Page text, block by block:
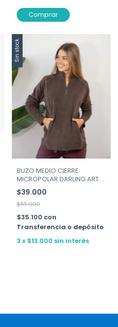
Comprar
Sin stock
BUZO MEDIO CIERRE
MICROPOLAR DARLING ART.
15359
$39.000
$65.000
$35.100 con
Transferencia o depósito
3 x $13.000 sin interés